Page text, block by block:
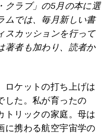
クラブ」の5月の本に選
ムでは、毎月新しい書
スカッションを行って
著者も加わり、読者か
ロケットの打ち上げは
した。私が育ったの
トリックの家庭。母は
に携わる航空宇宙学の